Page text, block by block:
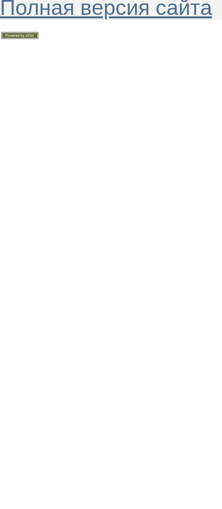
Полная версия сайта